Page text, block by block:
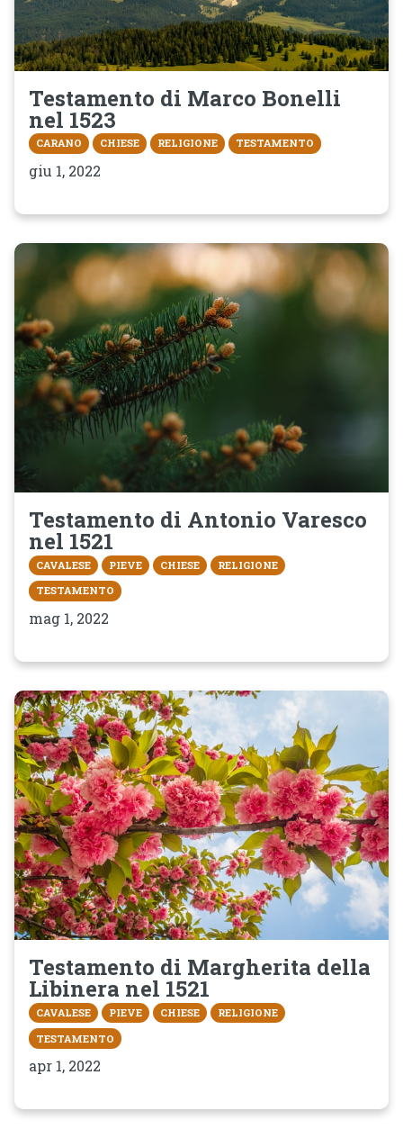
Testamento di Marco Bonelli
nel 1523
CARANO CHIESE RELIGIONE TESTAMENTO
giu 1, 2022
Testamento di Antonio Varesco
nel 1521
CAVALESE PIEVE CHIESE
RELIGIONE
TESTAMENTO
mag 1, 2022
Testamento di Margherita della
Libinera nel 1521
CAVALESE PIEVE CHIESE
RELIGIONE
TESTAMENTO
apr 1, 2022